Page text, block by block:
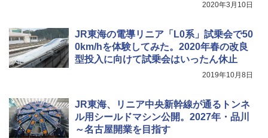
2020年3月10日
JR東海の電導リニア「L0系」試乗会で50
0km/hを体験してみた。2020年春の改良
型投入に向けて試乗会はいったん休止
2019年10月8日
JR東海、リニア中央新幹線が通るトンネ
ル用シールドマシン公開。2027年・品川
～名古屋開業を目指す